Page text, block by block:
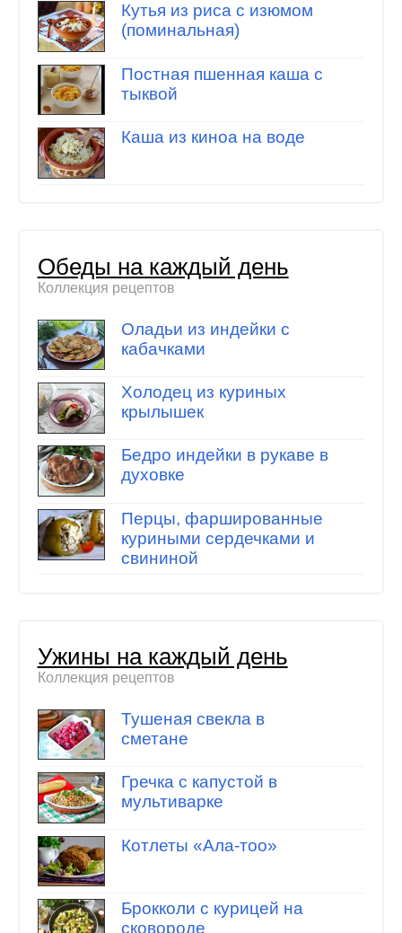
Кутья из риса с изюмом
(поминальная)
Постная пшенная каша с
тыквой
Каша из киноа на воде
Обеды на каждый день
Коллекция рецептов
Оладьи из индейки с
кабачками
Холодец из куриных
крылышек
Бедро индейки в рукаве в
духовке
Перцы, фаршированные
куриными сердечками и
свининой
Ужины на каждый день
Коллекция рецептов
Тушеная свекла в
сметане
Гречка с капустой в
мультиварке
Котлеты «Ала-тоо»
Брокколи с курицей на
сковороде